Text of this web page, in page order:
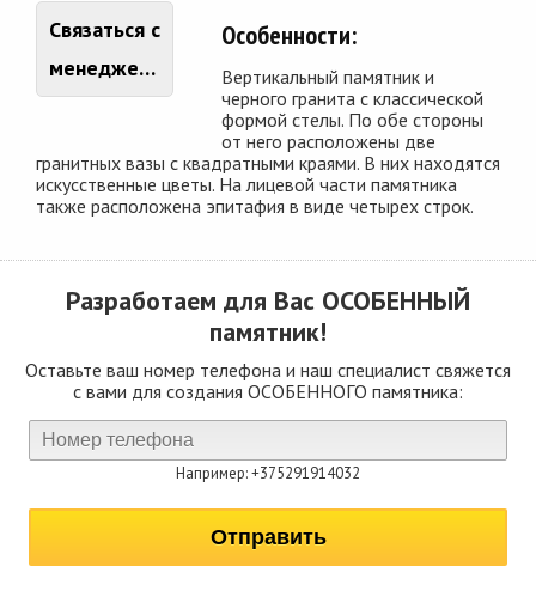
Связаться с
менеджером
Особенности:
Вертикальный памятник и
черного гранита с классической
формой стелы. По обе стороны
от него расположены две
гранитных вазы с квадратными краями. В них находятся
искусственные цветы. На лицевой части памятника
также расположена эпитафия в виде четырех строк.
Разработаем для Вас ОСОБЕННЫЙ
памятник!
Оставьте ваш номер телефона и наш специалист свяжется
с вами для создания ОСОБЕННОГО памятника:
Например: +375291914032